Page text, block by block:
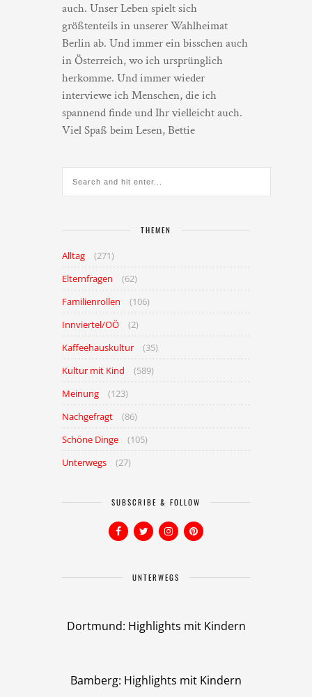
auch. Unser Leben spielt sich
größtenteils in unserer Wahlheimat
Berlin ab. Und immer ein bisschen auch
in Österreich, wo ich ursprünglich
herkomme. Und immer wieder
interviewe ich Menschen, die ich
spannend finde und Ihr vielleicht auch.
Viel Spaß beim Lesen, Bettie
THEMEN
Alltag
(271)
Elternfragen
(62)
Familienrollen
(106)
Innviertel/OÖ
(2)
Kaffeehauskultur
(35)
Kultur mit Kind
(589)
Meinung
(123)
Nachgefragt
(86)
Schöne Dinge
(105)
Unterwegs
(27)
SUBSCRIBE & FOLLOW
UNTERWEGS
Dortmund: Highlights mit Kindern
Bamberg: Highlights mit Kindern